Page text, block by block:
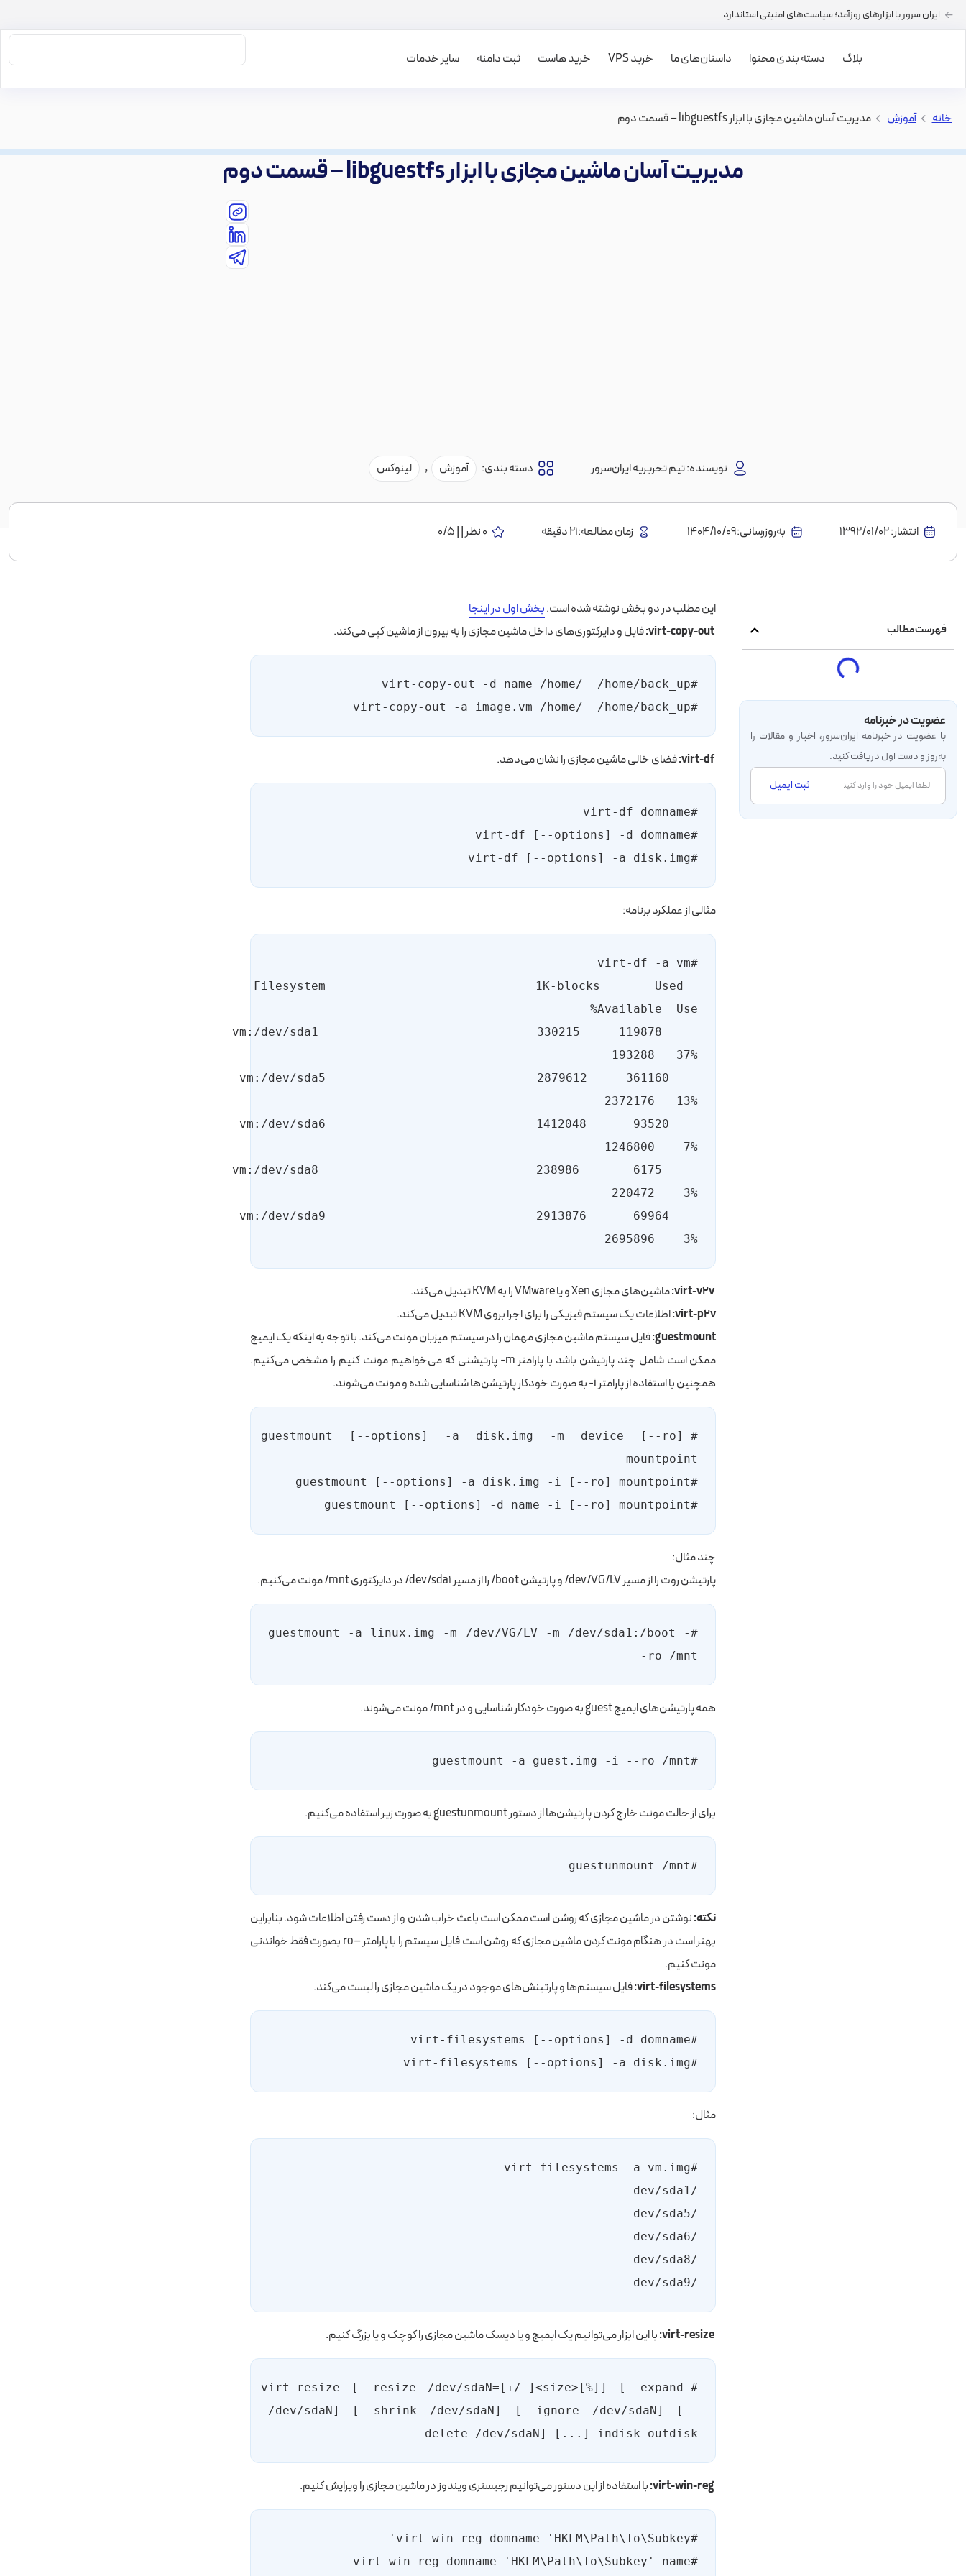
ایران سرور با ابزارهای روزآمد؛ سیاست‌های امنیتی استاندارد
بلاگ دسته بندی محتوا داستان‌های ما خرید VPS خرید هاست ثبت دامنه سایر خدمات
خانه > آموزش > مدیریت آسان ماشین مجازی با ابزار libguestfs – قسمت دوم
مدیریت آسان ماشین مجازی با ابزار libguestfs – قسمت دوم
نویسنده:تیم تحریریه ایران‌سرور دسته بندی: آموزش , لینوکس
انتشار:1392/01/02 به‌روز‌رسانی:۱۴۰۴/۱۰/۰۹ زمان مطالعه:21 دقیقه 0 نظر | | 0/5
فهرست مطالب
عضویت در خبرنامه
با عضویت در خبرنامه‌ ایران‌سرور، اخبار و مقالات را
به‌روز و دست اول دریافت کنید.
ثبت ایمیل
این مطلب در دو بخش نوشته شده است.بخش اول در اینجا
فایل و دایرکتوری‌های داخل ماشین مجازی را به بیرون از ماشین کپی می‌کند.
#virt-copy-out -a image.vm /home/  /home/back_up
فضای خالی ماشین مجازی را نشان می‌دهد.
#virt-df [--options] -a disk.img
مثالی از عملکرد برنامه:
Filesystem                           1K-blocks       Used
Available  Use%
vm:/dev/sda1                            330215     119878
vm:/dev/sda5                           2879612     361160
vm:/dev/sda6                           1412048      93520
vm:/dev/sda8                            238986       6175
vm:/dev/sda9                           2913876      69964
2695896    3%
ماشین‌های مجازی Xen و یا VMware را به KVM تبدیل می‌کند.
virt-p2v: اطلاعات یک سیستم فیزیکی را برای اجرا بروی KVM تبدیل می‌کند.
guestmount: فایل سیستم ماشین مجازی مهمان را در سیستم میزبان مونت می‌کند. با توجه به اینکه یک ایمیج
ممکن است شامل چند پارتیشن باشد با پارامتر ‎-m پارتیشنی که می‌خواهیم مونت کنیم را مشخص می‌کنیم.
همچنین با استفاده از پارامتر ‎-i به صورت خودکار پارتیشن‌ها شناسایی شده و مونت می‌شوند.
#guestmount [--options] -a disk.img -m device [--ro]
mountpoint
#guestmount [--options] -d name -i [--ro] mountpoint
چند مثال:
پارتیشن روت را از مسیر ‎/dev/VG/LV و پارتیشن ‎/boot را از مسیر ‎/dev/sda1 در دایرکتوری ‎/mnt مونت می‌کنیم.
#guestmount -a linux.img -m /dev/VG/LV -m /dev/sda1:/boot -
-ro /mnt
همه پارتیشن‌های ایمیج guest به صورت خودکار شناسایی و در ‎/mnt مونت می‌شوند.
#guestmount -a guest.img -i --ro /mnt
برای از حالت مونت خارج کردن پارتیشن‌ها از دستور guestunmount به صورت زیر استفاده می‌کنیم.
#guestunmount /mnt
نکته:نوشتن در ماشین مجازی که روشن است ممکن است باعث خراب شدن و از دست رفتن اطلاعات شود. بنابراین
بهتر است در هنگام مونت کردن ماشین مجازی که روشن است فایل سیستم را با پارامتر –ro بصورت فقط خواندنی
مونت کنیم.
virt-filesystems: فایل سیستم‌ها و پارتینش‌های موجود در یک ماشین مجازی را لیست می‌کند.
#virt-filesystems [--options] -a disk.img
مثال:
/dev/sda9
با این ابزار می‌توانیم یک ایمیج و یا دیسک ماشین مجازی را کوچک و یا بزرگ کنیم.
#virt-resize [--resize /dev/sdaN=[+/-]<size>[%]] [--expand
/dev/sdaN] [--shrink /dev/sdaN] [--ignore /dev/sdaN] [--
delete /dev/sdaN] [...] indisk outdisk
با استفاده از این دستور می‌توانیم رجیستری ویندوز در ماشین مجازی را ویرایش کنیم.